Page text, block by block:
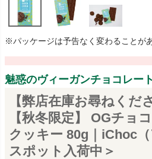
※パッケージは予告なく変わることが
魅惑のヴィーガンチョコレート
【弊店在庫お尋ねくだ
【秋冬限定】 OGチョ
クッキー 80g｜iChoc
スポット入荷中＞